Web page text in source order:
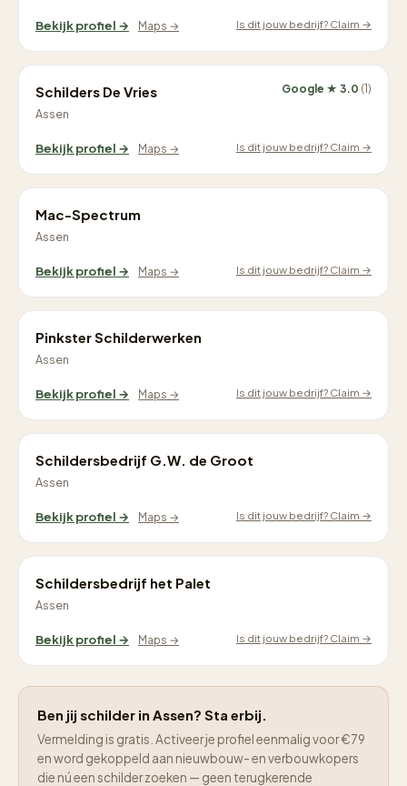
Bekijk profiel → Maps → Is dit jouw bedrijf? Claim →
Schilders De Vries
Assen
Google ★ 3.0 (1)
Bekijk profiel → Maps → Is dit jouw bedrijf? Claim →
Mac-Spectrum
Assen
Bekijk profiel → Maps → Is dit jouw bedrijf? Claim →
Pinkster Schilderwerken
Assen
Bekijk profiel → Maps → Is dit jouw bedrijf? Claim →
Schildersbedrijf G.W. de Groot
Assen
Bekijk profiel → Maps → Is dit jouw bedrijf? Claim →
Schildersbedrijf het Palet
Assen
Bekijk profiel → Maps → Is dit jouw bedrijf? Claim →
Ben jij schilder in Assen? Sta erbij.
Vermelding is gratis. Activeer je profiel eenmalig voor €79
en word gekoppeld aan nieuwbouw- en verbouwkopers
die nú een schilder zoeken — geen terugkerende